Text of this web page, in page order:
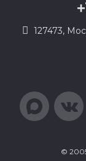
127473,
©